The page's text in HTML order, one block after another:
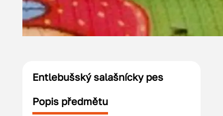
Entlebušský salašnícky pes
Popis předmětu